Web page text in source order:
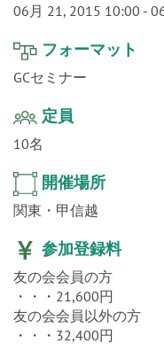
06月 21, 2015 10:00 -
フォーマット
GCセミナー
定員
10名
開催場所
関東・甲信越
参加登録料
友の会会員の方
・・・21,600円
友の会会員以外の方
・・・32,400円